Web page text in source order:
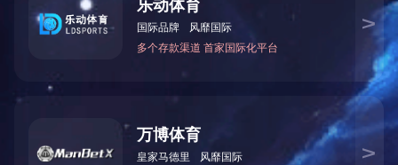
感情告诉你，不要以为
你不行的时候，什
二十不勤